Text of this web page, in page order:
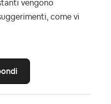
vengono
come vi